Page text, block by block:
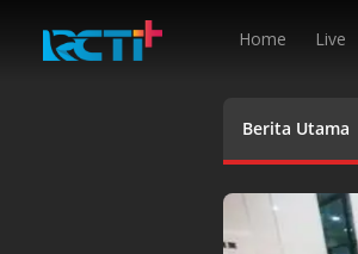
Home Live
Berita Utama